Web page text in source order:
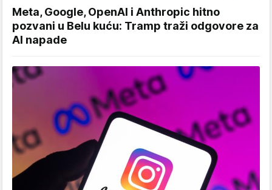
Meta, Google, OpenAI i Anthropic hitno
pozvani u Belu kuću: Tramp traži odgovore za
AI napade